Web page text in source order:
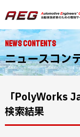
NEWS CONTENTS
ニュースコン
「PolyWorks
検索結果